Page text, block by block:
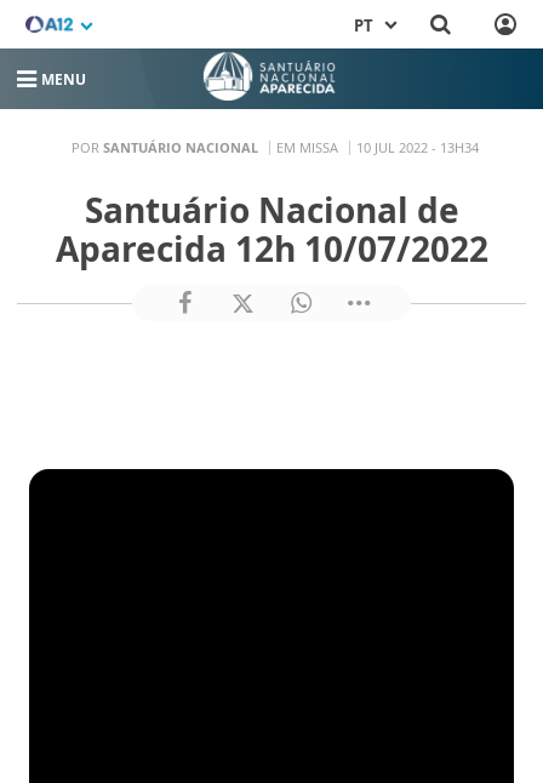
PT
MENU
POR SANTUÁRIO NACIONAL EM MISSA 10 JUL 2022 - 13H34
Santuário Nacional de
Aparecida 12h 10/07/2022